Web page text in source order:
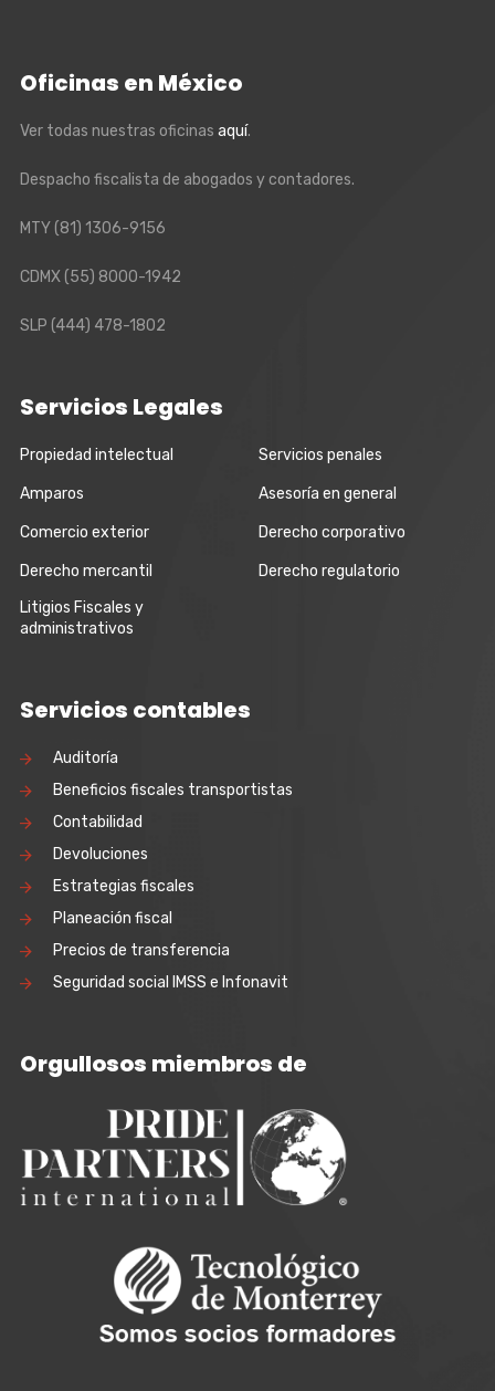
Oficinas en México
Ver todas nuestras oficinas aquí.
Despacho fiscalista de abogados y contadores.
MTY(81) 1306-9156
CDMX(55) 8000-1942
SLP (444) 478-1802
Servicios Legales
Propiedad intelectual Servicios penales
Amparos Asesoría en general
Comercio exterior Derecho corporativo
Derecho mercantil
Derecho regulatorio
Litigios Fiscales y
administrativos
Servicios contables
Auditoría
Beneficios fiscales transportistas
Contabilidad
Devoluciones
Estrategias fiscales
Planeación fiscal
Precios de transferencia
Seguridad social IMSS e Infonavit
Orgullosos miembros de